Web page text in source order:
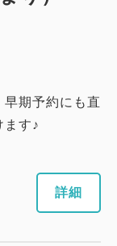
期予約にも直
ます♪
詳細